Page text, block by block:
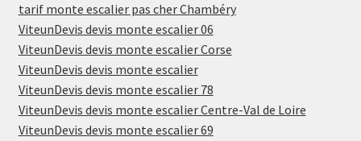
tarif monte escalier pas cher Chambéry
ViteunDevis devis monte escalier 06
ViteunDevis devis monte escalier Corse
ViteunDevis devis monte escalier
ViteunDevis devis monte escalier 78
ViteunDevis devis monte escalier Centre-Val de Loire
ViteunDevis devis monte escalier 69